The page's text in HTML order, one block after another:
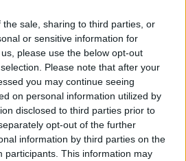
sale, sharing to third parties, or
or sensitive information for
please use the below opt-out
Please note that after your
you may continue seeing
on personal information utilized by
disclosed to third parties prior to
opt-out of the further
information by third parties on the
participants. This information may
de Instagram.
fost ulterior ștearsă de
timp a fost văzută de
cancan.ro